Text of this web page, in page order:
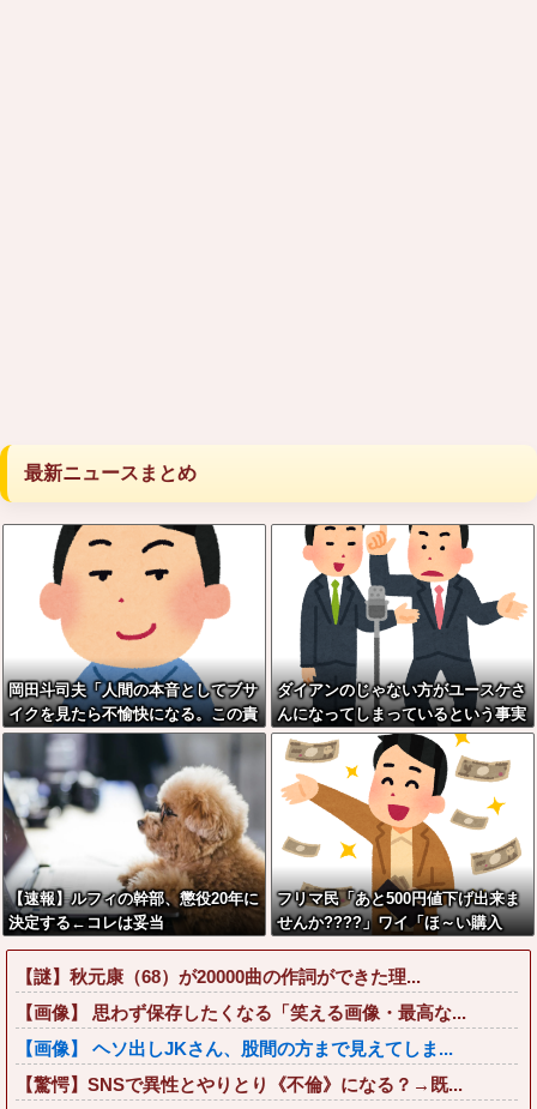
最新ニュースまとめ
岡田斗司夫「人間の本音としてブサ
イクを見たら不愉快になる。この責
任をどうとるんだ」
ダイアンのじゃない方がユースケさ
んになってしまっているという事実
←これ
【速報】ルフィの幹部、懲役20年に
決定する←コレは妥当
か？？？？？？？
フリマ民「あと500円値下げ出来ま
せんか????」ワイ「ほ～い購入
ｗ」
【謎】秋元康（68）が20000曲の作詞ができた理...
【画像】 思わず保存したくなる「笑える画像・最高な...
【画像】 ヘソ出しJKさん、股間の方まで見えてしま...
【驚愕】SNSで異性とやりとり《不倫》になる？→既...